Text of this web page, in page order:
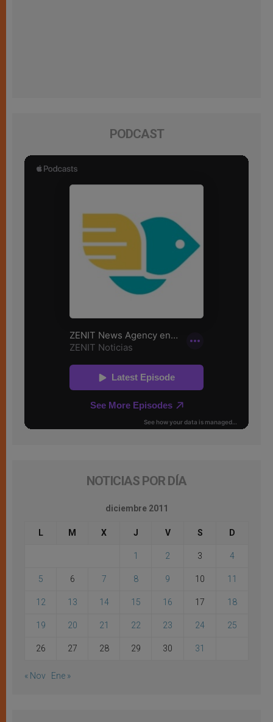
PODCAST
NOTICIAS POR DÍA
diciembre 2011
L M X J V S D
1 2 3 4
5 6 7 8 9 10 11
12 13 14 15 16 17 18
19 20 21 22 23 24 25
26 27 28 29 30 31
« Nov Ene »